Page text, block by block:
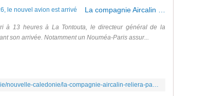
à 13 heures à La Tontouta, le directeur général de la
son arrivée. Notamment un Nouméa-Paris assur...
https://www.lnc.nc/article/transports/economie/nouvelle-caledonie/la-compagnie-aircalin-reliera-paris-en-2026-le-nouvel-avion-est-arrive